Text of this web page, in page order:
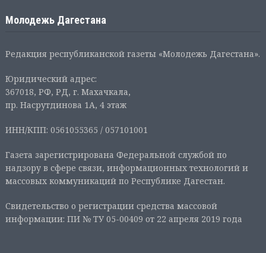
Молодежь Дагестана
Редакция республиканской газеты «Молодежь Дагестана».
Юридический адрес:
367018, РФ, РД, г. Махачкала,
пр. Насрутдинова 1А, 4 этаж
ИНН/КПП: 0561055365 / 057101001
Газета зарегистрирована Федеральной службой по
надзору в сфере связи, информационных технологий и
массовых коммуникаций по Республике Дагестан.
Свидетельство о регистрации средства массовой
информации: ПИ № ТУ 05-00409 от 22 апреля 2019 года